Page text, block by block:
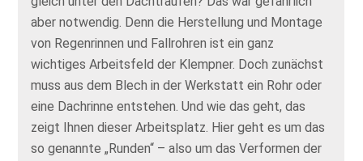
aber notwendig. Denn die Herstellung und Montage
von Regenrinnen und Fallrohren ist ein ganz
wichtiges Arbeitsfeld der Klempner. Doch zunächst
muss aus dem Blech in der Werkstatt ein Rohr oder
eine Dachrinne entstehen. Und wie das geht, das
zeigt Ihnen dieser Arbeitsplatz. Hier geht es um das
so genannte „Runden“ – also um das Verformen der